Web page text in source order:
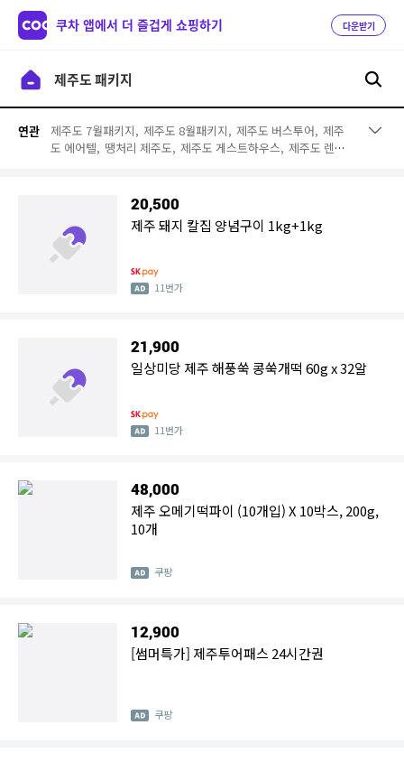
쿠차 앱에서 더 즐겁게 쇼핑하기 다운받기
연관 제주도 7월패키지, 제주도 8월패키지, 제주도 버스투어, 제주
도 에어텔, 땡처리 제주도, 제주도 게스트하우스, 제주도 렌트
제주도 항공권 1월,
제주도 할인 항공권, 제주도 항공권 3월,
도
20,500
제주 돼지 칼집 양념구이 1kg+1kg
11번가
21,900
일상미당 제주 해풍쑥 콩쑥개떡 60g x 32알
11번가
48,000
제주 오메기떡파이 (10개입) X 10박스, 200g,
10개
쿠팡
12,900
[썸머특가] 제주투어패스 24시간권
쿠팡